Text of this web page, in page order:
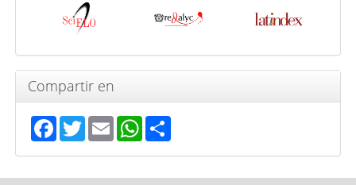
Compartir en
Facebook
TwitterEmailWhatsApp
Share